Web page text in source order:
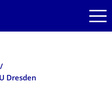
Dresden